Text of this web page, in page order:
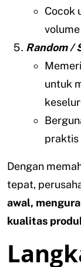
Cocok
Random /
untuk
praktis
Dengan
tepat,
awal,
kualitas